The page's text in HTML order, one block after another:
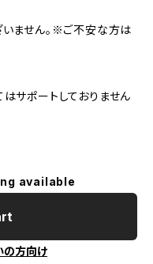
ません。※ご不安な方は
サポートしておりません
available
の方向け